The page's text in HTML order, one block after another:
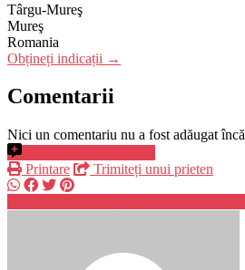
Târgu-Mureş
Mureş
Romania
Obțineți indicații →
Comentarii
Nici un comentariu nu a fost adăugat încă
Printare
Trimiteți unui prieten